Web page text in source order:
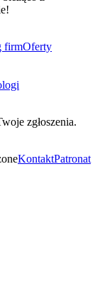
firmOferty
zgłoszenia.
KontaktPatronat